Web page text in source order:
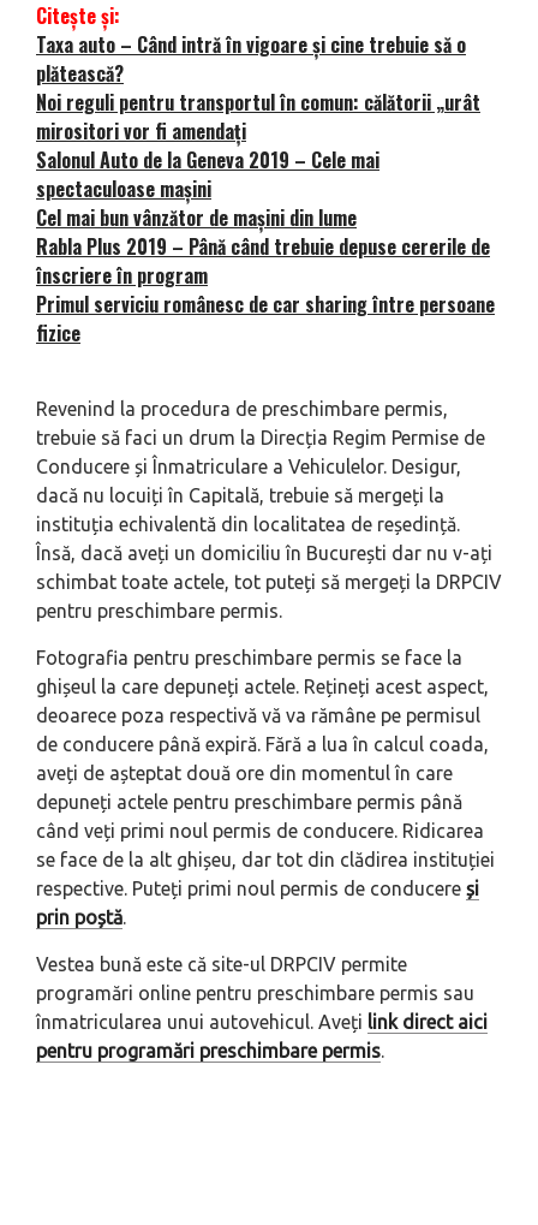
Citește și:
Taxa auto – Când intră în vigoare și cine trebuie să o
plătească?
Noi reguli pentru transportul în comun: călătorii „urât
mirositori vor fi amendați
Salonul Auto de la Geneva 2019 – Cele mai
spectaculoase mașini
Cel mai bun vânzător de mașini din lume
Rabla Plus 2019 – Până când trebuie depuse cererile de
înscriere în program
Primul serviciu românesc de car sharing între persoane
fizice
Revenind la procedura de preschimbare permis,
trebuie să faci un drum la Direcția Regim Permise de
Conducere și Înmatriculare a Vehiculelor. Desigur,
dacă nu locuiți în Capitală, trebuie să mergeți la
instituția echivalentă din localitatea de reședință.
Însă, dacă aveți un domiciliu în București dar nu v-ați
schimbat toate actele, tot puteți să mergeți la DRPCIV
pentru preschimbare permis.
Fotografia pentru preschimbare permis se face la
ghișeul la care depuneți actele. Rețineți acest aspect,
deoarece poza respectivă vă va rămâne pe permisul
de conducere până expiră. Fără a lua în calcul coada,
aveți de așteptat două ore din momentul în care
depuneți actele pentru preschimbare permis până
când veți primi noul permis de conducere. Ridicarea
se face de la alt ghișeu, dar tot din clădirea instituției
respective. Puteți primi noul permis de conducere și
prin poștă.
Vestea bună este că site-ul DRPCIV permite
programări online pentru preschimbare permis sau
înmatricularea unui autovehicul. Aveți link direct aici
pentru programări preschimbare permis.